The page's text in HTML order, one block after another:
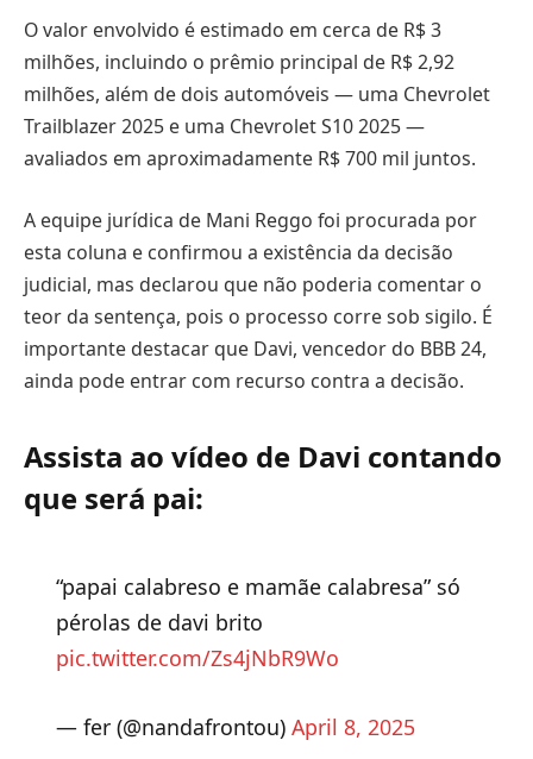
O valor envolvido é estimado em cerca de R$ 3
milhões, incluindo o prêmio principal de R$ 2,92
milhões, além de dois automóveis — uma Chevrolet
Trailblazer 2025 e uma Chevrolet S10 2025 —
avaliados em aproximadamente R$ 700 mil juntos.
A equipe jurídica de Mani Reggo foi procurada por
esta coluna e confirmou a existência da decisão
judicial, mas declarou que não poderia comentar o
teor da sentença, pois o processo corre sob sigilo. É
importante destacar que Davi, vencedor do BBB 24,
ainda pode entrar com recurso contra a decisão.
Assista ao vídeo de Davi contando
que será pai:
“papai calabreso e mamãe calabresa” só
pérolas de davi brito
pic.twitter.com/Zs4jNbR9Wo
— fer (@nandafrontou) April 8, 2025